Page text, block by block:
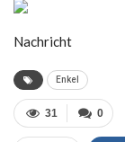
Nachricht
Enkel
0
31